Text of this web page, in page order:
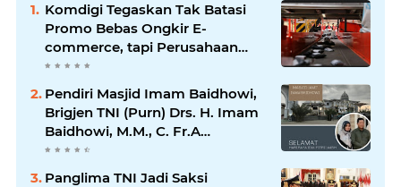
Komdigi Tegaskan Tak Batasi
Promo Bebas Ongkir E-
commerce, tapi Perusahaan
Kurir
Pendiri Masjid Imam Baidhowi,
Brigjen TNI (Purn) Drs. H. Imam
Baidhowi, M.M., C. Fr.A
Mengucapkan Selamat Idul Fitri
1445 H
Panglima TNI Jadi Saksi